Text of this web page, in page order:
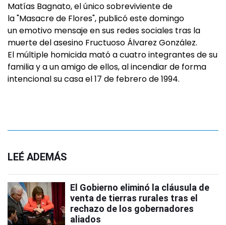
Matías Bagnato, el único sobreviviente de
la "Masacre de Flores", publicó este domingo
un emotivo mensaje en sus redes sociales tras la
muerte del asesino Fructuoso Álvarez González.
El múltiple homicida mató a cuatro integrantes de su
familia y a un amigo de ellos, al incendiar de forma
intencional su casa el 17 de febrero de 1994.
LEÉ ADEMÁS
El Gobierno eliminó la cláusula de
venta de tierras rurales tras el
rechazo de los gobernadores
aliados